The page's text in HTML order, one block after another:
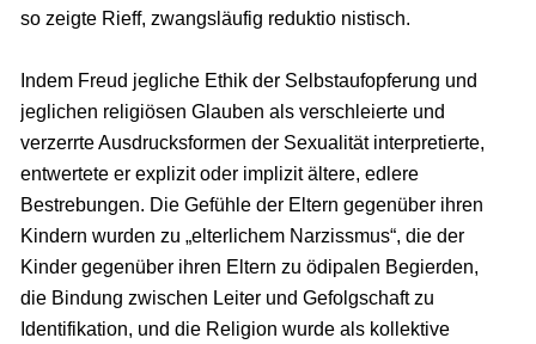
so zeigte Rieff, zwangsläufig reduktio nistisch.
Indem Freud jegliche Ethik der Selbstaufopferung und
jeglichen religiösen Glauben als verschleierte und
verzerrte Ausdrucksformen der Sexualität interpretierte,
entwertete er explizit oder implizit ältere, edlere
Bestrebungen. Die Gefühle der Eltern gegenüber ihren
Kindern wurden zu „elterlichem Narzissmus“, die der
Kinder gegenüber ihren Eltern zu ödipalen Begierden,
die Bindung zwischen Leiter und Gefolgschaft zu
Identifikation, und die Religion wurde als kollektive